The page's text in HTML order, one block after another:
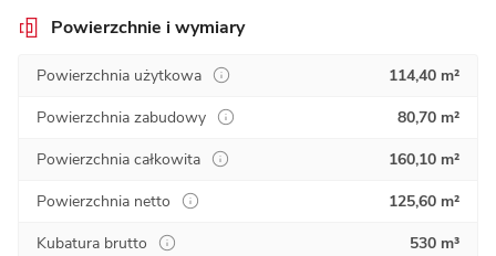
Powierzchnie i wymiary
Powierzchnia użytkowa
114,40 m²
Powierzchnia zabudowy
80,70 m²
Powierzchnia całkowita
160,10 m²
Powierzchnia netto
125,60 m²
Kubatura brutto
530 m³